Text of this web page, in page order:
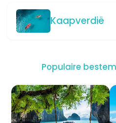
Kaapverdië
Populaire